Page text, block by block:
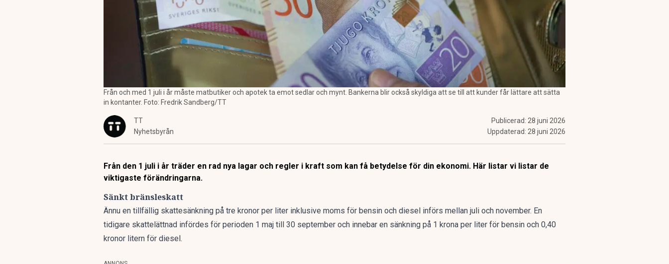
Från och med 1 juli i år måste matbutiker och apotek ta emot sedlar och mynt. Bankerna blir också skyldiga att se till att kunder får lättare att sätta
in kontanter. Foto: Fredrik Sandberg/TT
TT
Nyhetsbyrån
Publicerad: 28 juni 2026
Uppdaterad: 28 juni 2026
Från den 1 juli i år träder en rad nya lagar och regler i kraft som kan få betydelse för din ekonomi. Här listar vi listar de
viktigaste förändringarna.
Sänkt bränsleskatt
Ännu en tillfällig skattesänkning på tre kronor per liter inklusive moms för bensin och diesel införs mellan juli och november. En
tidigare skattelättnad infördes för perioden 1 maj till 30 september och innebar en sänkning på 1 krona per liter för bensin och 0,40
kronor litern för diesel.